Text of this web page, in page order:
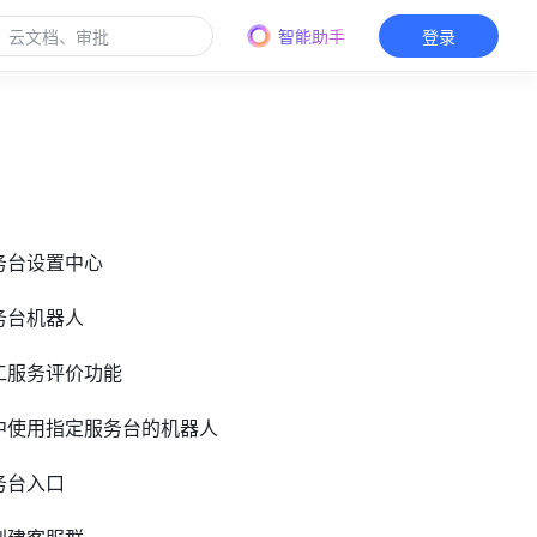
智能助手 登录
台设置中心
台机器人
服务评价功能
使用指定服务台的机器人
台入口